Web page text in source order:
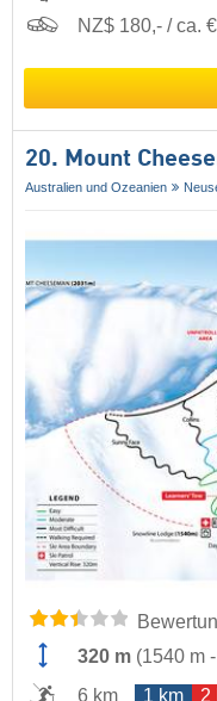
NZ$ 180,- / ca.
20. Mount
Australien und Ozeanien
320 m (1540 m -
6 km
1 km 2